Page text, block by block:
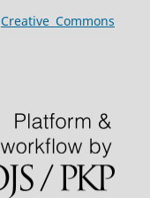
Creative Commons